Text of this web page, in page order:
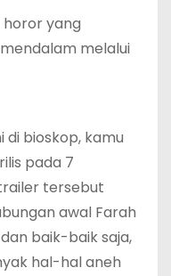
yang
melalui
di bioskop, kamu
pada 7
tersebut
awal Farah
baik-baik saja,
hal-hal aneh